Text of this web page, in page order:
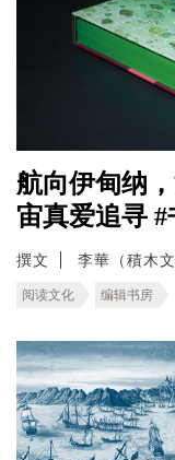
航向伊甸纳
宙真爱追寻 #
撰文 李華（積木
阅读文化 编辑书房